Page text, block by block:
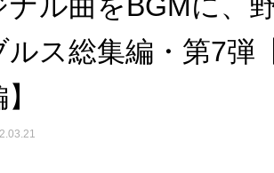
ルス総集編・第7弾